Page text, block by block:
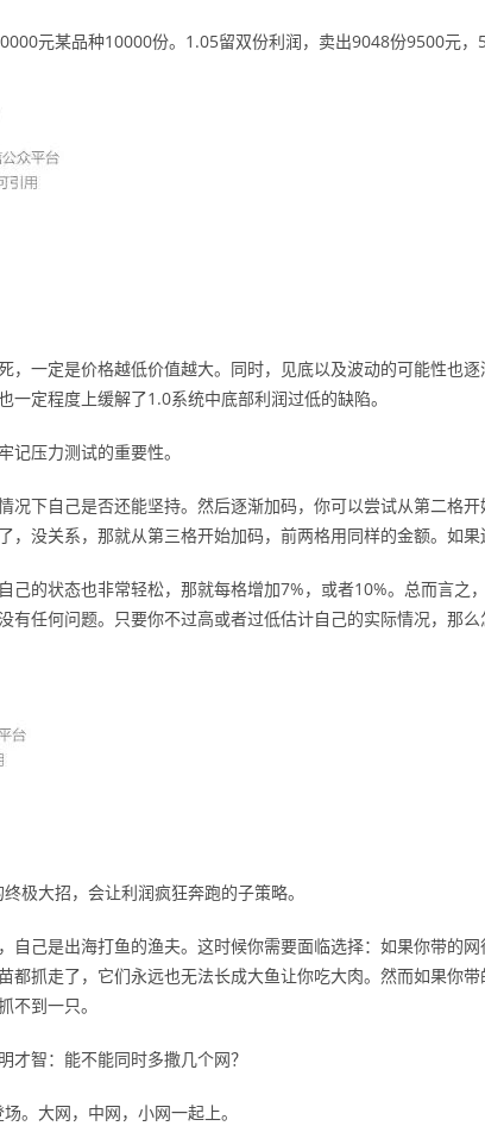
元某品种10000份。1.05留双份利润，卖出9048份9500元
，一定是价格越低价值越大。同时，见底以及波动的可能性也
一定程度上缓解了1.0系统中底部利润过低的缺陷。
记压力测试的重要性。
况下自己是否还能坚持。然后逐渐加码，你可以尝试从第二格
，没关系，那就从第三格开始加码，前两格用同样的金额。如果
己的状态也非常轻松，那就每格增加7%，或者10%。总而言之
有任何问题。只要你不过高或者过低估计自己的实际情况，那么
极大招，会让利润疯狂奔跑的子策略。
自己是出海打鱼的渔夫。这时候你需要面临选择：如果你带的
都抓走了，它们永远也无法长成大鱼让你吃大肉。然而如果你
不到一只。
才智：能不能同时多撒几个网？
。大网，中网，小网一起上。